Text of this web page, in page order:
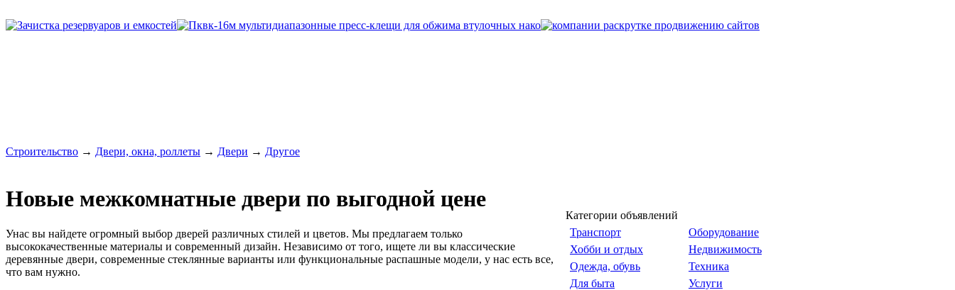
Строительство → Двери, окна, роллеты → Двери → Другое
Новые межкомнатные двери по выгодной цене
Унас вы найдете огромный выбор дверей различных стилей и цветов. Мы предлагаем только
высококачественные материалы и современный дизайн. Независимо от того, ищете ли вы классические
деревянные двери, современные стеклянные варианты или функциональные распашные модели, у нас есть все,
что вам нужно.
Категории объявлений
Транспорт
Оборудование
Хобби и отдых
Недвижимость
Одежда, обувь
Техника
Для быта
Услуги